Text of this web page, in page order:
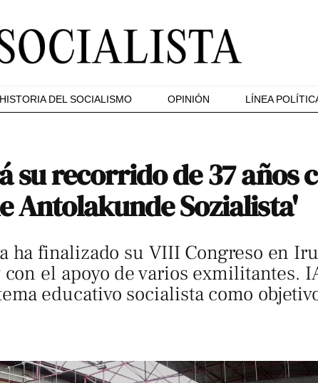
HISTORIA DEL SOCIALISMO OPINIÓN LÍNEA
recorrido de 37 años
Antolakunde Sozialista'
finalizado su VIII Congreso en
el apoyo de varios exmilitantes.
educativo socialista como